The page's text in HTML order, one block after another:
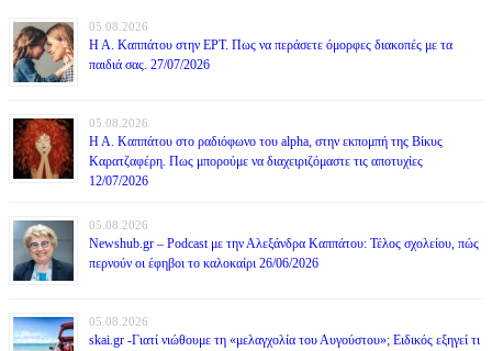
05.08.2026
Η Α. Καππάτου στην ΕΡΤ. Πως να περάσετε όμορφες διακοπές με τα
παιδιά σας. 27/07/2026
05.08.2026
Η Α. Καππάτου στο ραδιόφωνο του alpha, στην εκπομπή της Βίκυς
Καρατζαφέρη. Πως μπορούμε να διαχειριζόμαστε τις αποτυχίες
12/07/2026
05.08.2026
Newshub.gr – Podcast με την Αλεξάνδρα Καππάτου: Τέλος σχολείου, πώς
περνούν οι έφηβοι το καλοκαίρι 26/06/2026
05.08.2026
skai.gr -Γιατί νιώθουμε τη «μελαγχολία του Αυγούστου»; Ειδικός εξηγεί τι